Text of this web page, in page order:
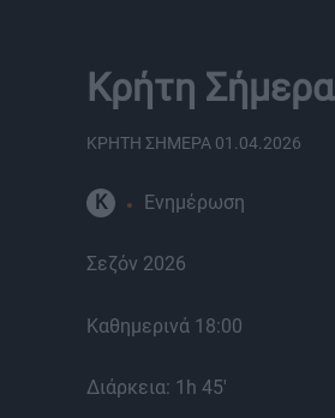
Κρήτη Σήμερα
ΚΡΗΤΗ ΣΗΜΕΡΑ 01.04.2026
K Ενημέρωση
Σεζόν 2026
Καθημερινά 18:00
Διάρκεια: 1h 45'